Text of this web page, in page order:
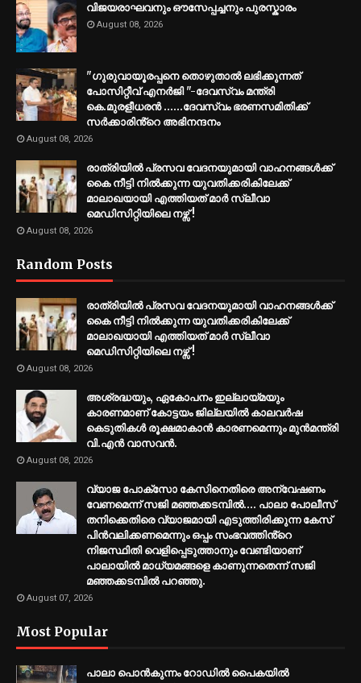
വിജയരാഘവനും ഔസേപ്പച്ചനും പുരസ്കാരം
August 08, 2026
"ഗുരുവായൂരപ്പനെ തൊഴുതാൽ ലഭിക്കുന്നത്
പോസിറ്റീവ് എനർജി "-ദേവസ്വം മന്ത്രി
കെ.മുരളീധരൻ ......ദേവസ്വം ഭരണസമിതിക്ക്
സർക്കാരിൻ്റെ അഭിനന്ദനം
August 08, 2026
രാത്രിയിൽ പ്രസവ വേദനയുമായി വാഹനങ്ങൾക്ക്
കൈ നീട്ടി നിൽക്കുന്ന യുവതിക്കരികിലേക്ക്
മാലാഖയായി എത്തിയത് മാർ സ്ലീവാ
മെഡിസിറ്റിയിലെ നഴ്സ് !
August 08, 2026
Random Posts
രാത്രിയിൽ പ്രസവ വേദനയുമായി വാഹനങ്ങൾക്ക്
കൈ നീട്ടി നിൽക്കുന്ന യുവതിക്കരികിലേക്ക്
മാലാഖയായി എത്തിയത് മാർ സ്ലീവാ
മെഡിസിറ്റിയിലെ നഴ്സ് !
August 08, 2026
അശ്രദ്ധയും, ഏകോപനം ഇല്ലായ്മയും
കാരണമാണ് കോട്ടയം ജില്ലയിൽ കാലവർഷ
കെടുതികൾ രൂക്ഷമാകാൻ കാരണമെന്നും മുൻമന്ത്രി
വി.എൻ വാസവൻ.
August 08, 2026
വ്യാജ പോക്സോ കേസിനെതിരെ അന്വേഷണം
വേണമെന്ന് സജി മഞ്ഞക്കടമ്പിൽ.... പാലാ പോലീസ്
തനിക്കെതിരെ വ്യാജമായി എടുത്തിരിക്കുന്ന കേസ്
പിൻവലിക്കണമെന്നും ഒപ്പം സംഭവത്തിൻ്റെ
നിജസ്ഥിതി വെളിപ്പെടുത്താനും വേണ്ടിയാണ്
പാലായിൽ മാധ്യമങ്ങളെ കാണുന്നതെന്ന് സജി
മഞ്ഞക്കടമ്പിൽ പറഞ്ഞു.
August 07, 2026
Most Popular
പാലാ പൊൻകുന്നം റോഡിൽ പൈകയിൽ